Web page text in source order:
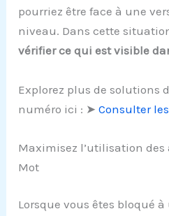
pourriez être face à une
niveau. Dans cette
vérifier ce qui est visible
Explorez plus de solutions
numéro ici : ➤Consulter
Maximisez l’utilisation des
Mot
Lorsque vous êtes bloqué